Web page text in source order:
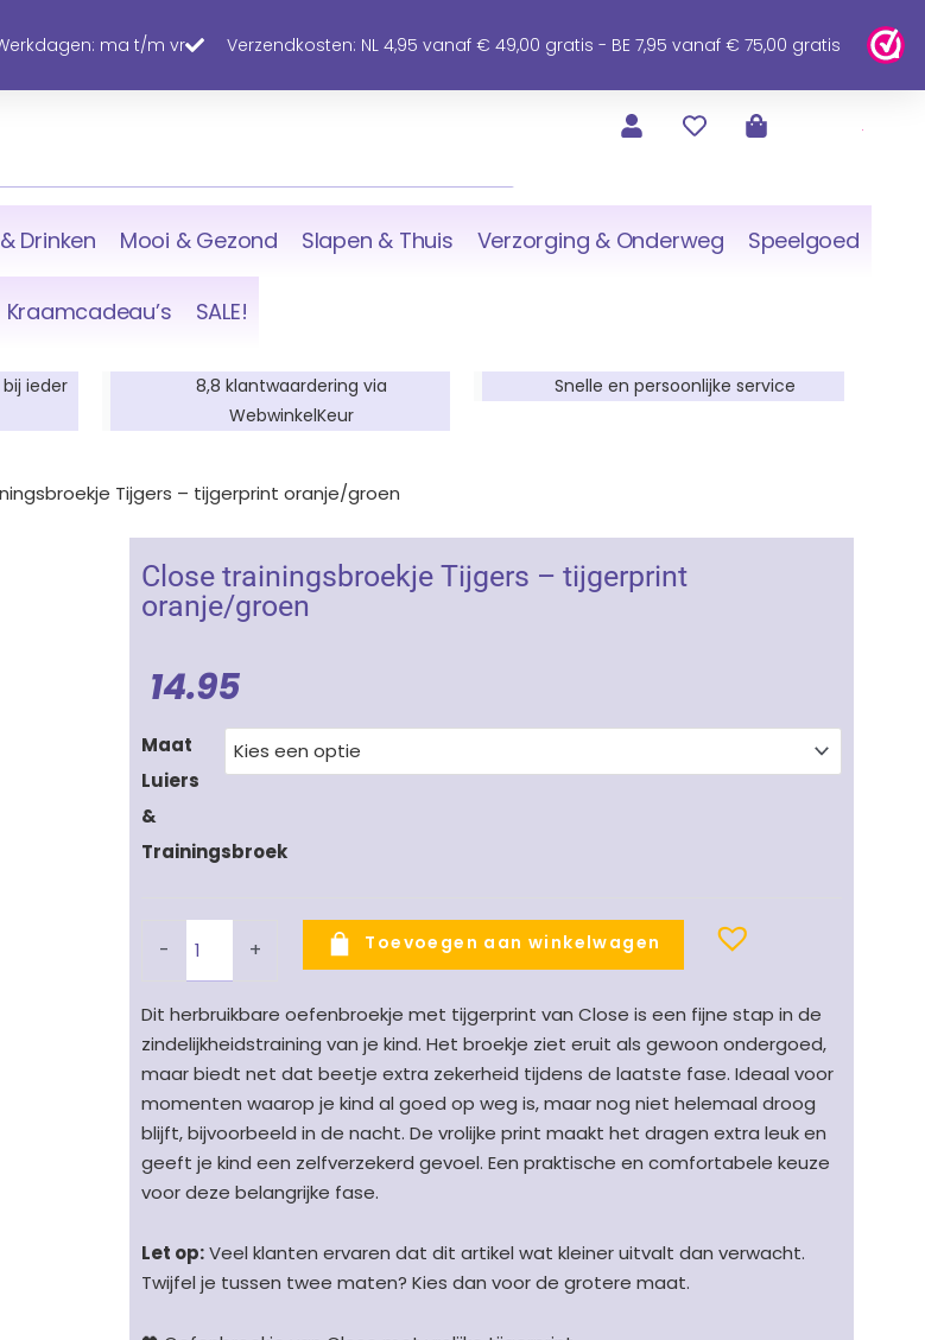
ma t/m vr Verzendkosten: NL 4,95 vanaf € 49,00 gratis - BE 7,95 vanaf € 75,00 gratis
Drinken Mooi & Gezond Slapen & Thuis Verzorging & Onderweg Speelgoed
Kraamcadeau’s SALE!
ieder
8,8 klantwaardering via
WebwinkelKeur
Snelle en persoonlijke service
Tijgers – tijgerprint oranje/groen
Close trainingsbroekje Tijgers – tijgerprint
oranje/groen
14.95
Maat
Luiers
&
Trainingsbroek
-
Close
trainingsbroekje
-
tijgerprint
aantal
+ Toevoegen aan winkelwagen
Dit herbruikbare oefenbroekje met tijgerprint van Close is een fijne stap in de
zindelijkheidstraining van je kind. Het broekje ziet eruit als gewoon ondergoed,
maar biedt net dat beetje extra zekerheid tijdens de laatste fase. Ideaal voor
momenten waarop je kind al goed op weg is, maar nog niet helemaal droog
blijft, bijvoorbeeld in de nacht. De vrolijke print maakt het dragen extra leuk en
geeft je kind een zelfverzekerd gevoel. Een praktische en comfortabele keuze
voor deze belangrijke fase.
Let op:Veel klanten ervaren dat dit artikel wat kleiner uitvalt dan verwacht.
Twijfel je tussen twee maten? Kies dan voor de grotere maat.